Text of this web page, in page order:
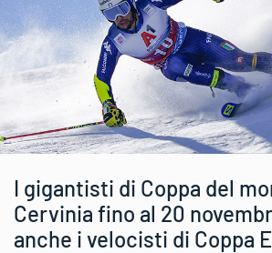
I gigantisti di Coppa del
Cervinia fino al 20
anche i velocisti di Coppa